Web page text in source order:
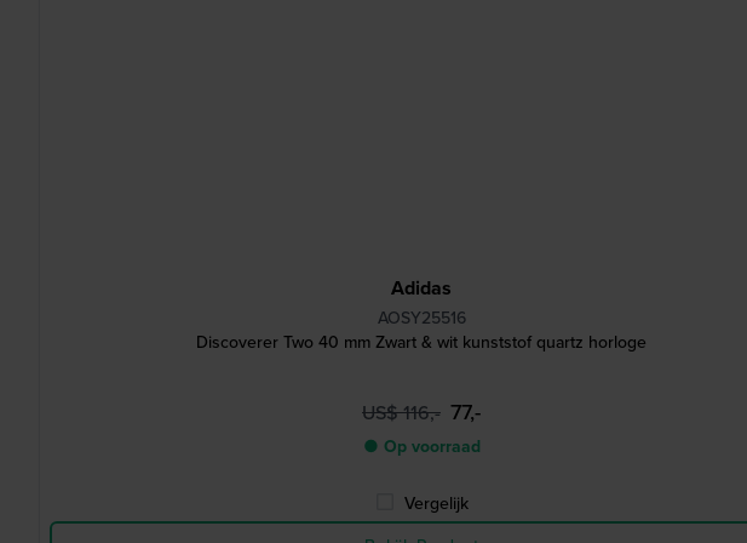
Adidas
AOSY25516
Discoverer Two 40 mm Zwart & wit kunststof quartz horloge
US$ 116,- 77,-
● Op voorraad
Vergelijk